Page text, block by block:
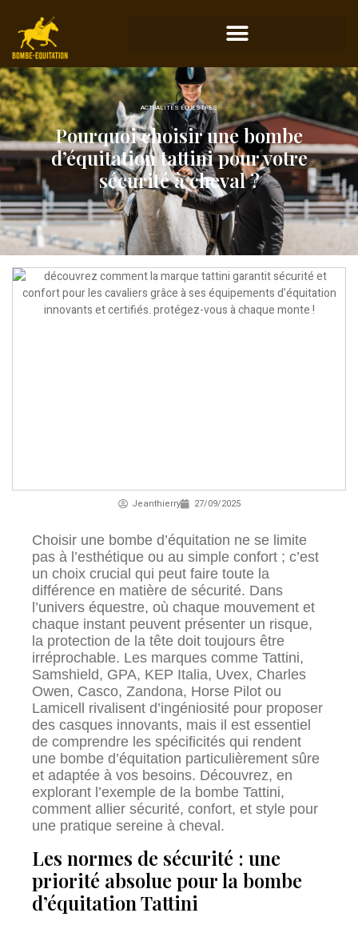
ACTUALITÉS ÉQUESTRES
Pourquoi choisir une bombe
d’équitation tattini pour votre
sécurité à cheval ?
Jeanthierry 27/09/2025
Choisir une bombe d’équitation ne se limite
pas à l’esthétique ou au simple confort ; c’est
un choix crucial qui peut faire toute la
différence en matière de sécurité. Dans
l’univers équestre, où chaque mouvement et
chaque instant peuvent présenter un risque,
la protection de la tête doit toujours être
irréprochable. Les marques comme Tattini,
Samshield, GPA, KEP Italia, Uvex, Charles
Owen, Casco, Zandona, Horse Pilot ou
Lamicell rivalisent d’ingéniosité pour proposer
des casques innovants, mais il est essentiel
de comprendre les spécificités qui rendent
une bombe d’équitation particulièrement sûre
et adaptée à vos besoins. Découvrez, en
explorant l’exemple de la bombe Tattini,
comment allier sécurité, confort, et style pour
une pratique sereine à cheval.
Les normes de sécurité : une
priorité absolue pour la bombe
d’équitation Tattini